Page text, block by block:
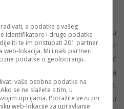
su prošle srijede stupili u
nije ispoštovala dogovor
Draškom Stanivukovićem, već
po kojoj je “Dep-ot” morao da
zbog kojeg se sude do 22.
toga saopštili da ne prihvataju
a podatke s vašeg
identifikatore i druge podatke
te im pristupati 201 partner
lokacija. Mi i naši partneri
podatke o geolociranju.
vaše osobne podatke na
se ne slažete s tim, u
opcijama. Potražite vezu pri
web-lokacije za upravljanje